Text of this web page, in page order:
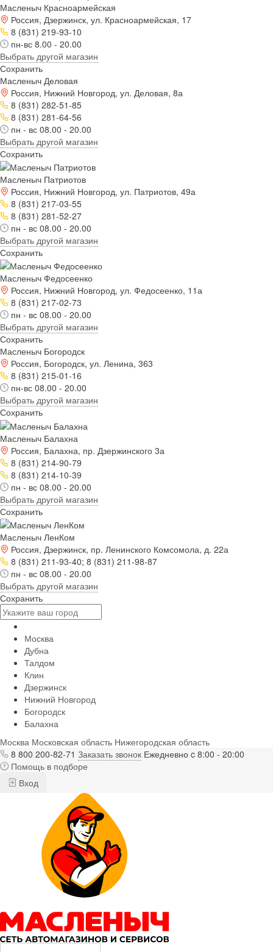
Масленыч Красноармейская
Россия, Дзержинск, ул. Красноармейская, 17
8 (831) 219-93-10
пн-вс 8.00 - 20.00
Выбрать другой магазин
Сохранить
Масленыч Деловая
Россия, Нижний Новгород, ул. Деловая, 8а
8 (831) 282-51-85
8 (831) 281-64-56
пн - вс 08.00 - 20.00
Выбрать другой магазин
Сохранить
Масленыч Патриотов
Россия, Нижний Новгород, ул. Патриотов, 49а
8 (831) 217-03-55
8 (831) 281-52-27
пн - вс 08.00 - 20.00
Выбрать другой магазин
Сохранить
Масленыч Федосеенко
Россия, Нижний Новгород, ул. Федосеенко, 11а
8 (831) 217-02-73
пн - вс 08.00 - 20.00
Выбрать другой магазин
Сохранить
Масленыч Богородск
Россия, Богородск, ул. Ленина, 363
8 (831) 215-01-16
пн-вс 08.00 - 20.00
Выбрать другой магазин
Сохранить
Масленыч Балахна
Россия, Балахна, пр. Дзержинского 3а
8 (831) 214-90-79
8 (831) 214-10-39
пн - вс 08.00 - 20.00
Выбрать другой магазин
Сохранить
Масленыч ЛенКом
Россия, Дзержинск, пр. Ленинского Комсомола, д. 22а
8 (831) 211-93-40; 8 (831) 211-98-87
пн - вс 08.00 - 20.00
Выбрать другой магазин
Сохранить
Москва
Дубна
Талдом
Клин
Дзержинск
Нижний Новгород
Богородск
Балахна
Москва Московская область Нижегородская область
8 800 200-82-71 Заказать звонок Ежедневно c 8:00 - 20:00
Помощь в подборе
Вход